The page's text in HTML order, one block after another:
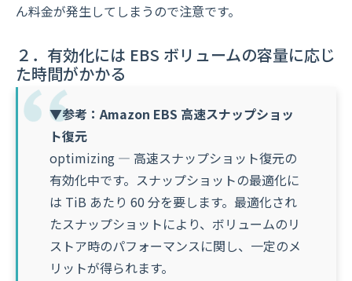
ん料金が発生してしまうので注意です。
２．有効化には EBS ボリュームの容量に応じ
た時間がかかる
▼参考：Amazon EBS 高速スナップショッ
ト復元
optimizing — 高速スナップショット復元の
有効化中です。スナップショットの最適化に
は TiB あたり 60 分を要します。最適化され
たスナップショットにより、ボリュームのリ
ストア時のパフォーマンスに関し、一定のメ
リットが得られます。